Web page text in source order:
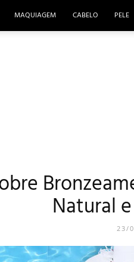
MAQUIAGEM CABELO PELE
Natural
23/